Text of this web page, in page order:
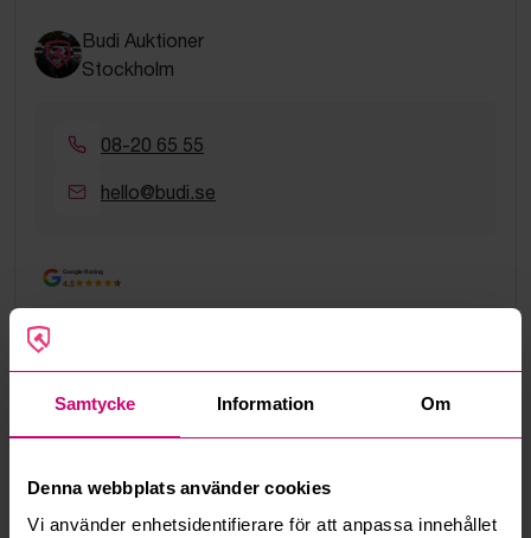
Samtycke Information Om
Denna webbplats använder cookies
Vi använder enhetsidentifierare för att anpassa innehållet
Budi Auktioner
Stockholm
08-20 65 55
hello@budi.se
Google Rating
4.5
Vanliga frågor och svar
Vad är ett reservationspris?